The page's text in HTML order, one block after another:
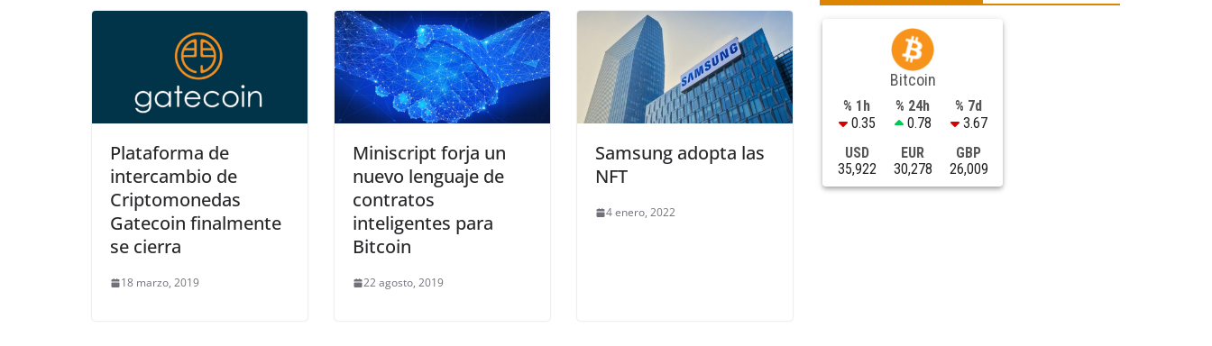
Plataforma de
intercambio de
Criptomonedas
Gatecoin finalmente
se cierra
18 marzo, 2019
Miniscript forja un
nuevo lenguaje de
contratos
inteligentes para
Bitcoin
22 agosto, 2019
Samsung adopta las
NFT
4 enero, 2022
Bitcoin
% 1h
0.35
% 24h
0.78
% 7d
3.67
USD
35,922
EUR
30,278
GBP
26,009